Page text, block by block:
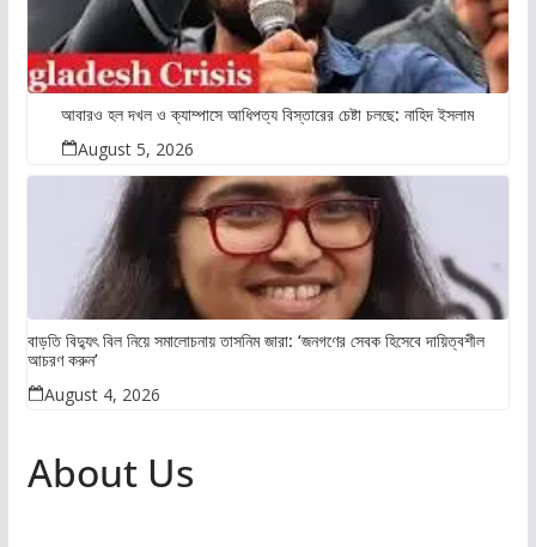
আবারও হল দখল ও ক্যাম্পাসে আধিপত্য বিস্তারের চেষ্টা চলছে: নাহিদ ইসলাম
August 5, 2026
বাড়তি বিদ্যুৎ বিল নিয়ে সমালোচনায় তাসনিম জারা: ‘জনগণের সেবক হিসেবে দায়িত্বশীল
আচরণ করুন’
August 4, 2026
About Us